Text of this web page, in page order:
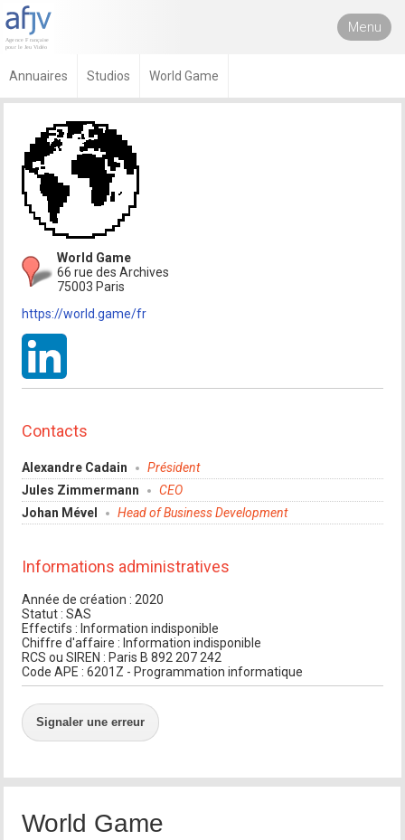
Menu
Annuaires Studios World Game
World Game
66 rue des Archives
75003 Paris
https://world.game/fr
Contacts
Alexandre Cadain
Président
Jules Zimmermann
CEO
Johan Mével
Head of Business Development
Informations administratives
Année de création : 2020
Statut : SAS
Effectifs : Information indisponible
Chiffre d'affaire : Information indisponible
RCS ou SIREN : Paris B 892 207 242
Code APE : 6201Z - Programmation informatique
Signaler une erreur
World Game